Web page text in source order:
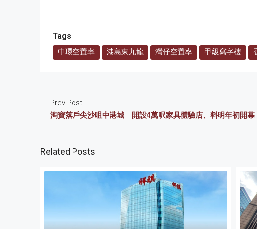
Tags
中環空置率 港島東九龍 灣仔空置率 甲級寫字樓
Prev Post
淘寶落戶尖沙咀中港城 開設4萬呎家具體驗店、料明年初開幕
Related Posts